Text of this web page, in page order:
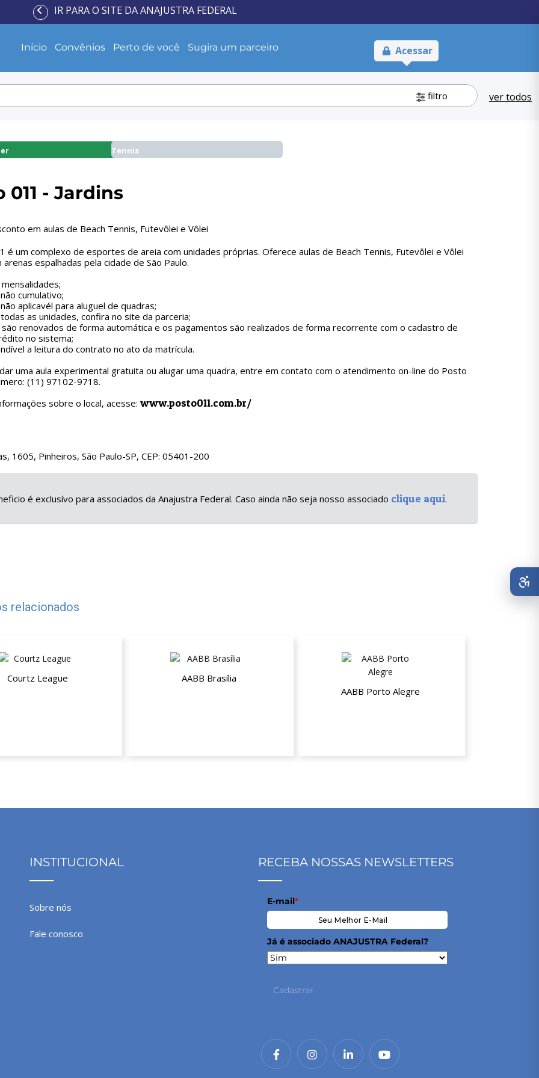
IR PARA O SITE DA ANAJUSTRA FEDERAL
Início Convênios Perto de você Sugira um parceiro Acessar
filtro ver todos
Tennis
011 - Jardins
em aulas de Beach Tennis, Futevôlei e Vôlei
é um complexo de esportes de areia com unidades próprias. Oferece aulas de Beach Tennis, Futevôlei e Vôlei
arenas espalhadas pela cidade de São Paulo.
cumulativo;
aplicavél para aluguel de quadras;
as unidades, confira no site da parceria;
são renovados de forma automática e os pagamentos são realizados de forma recorrente com o cadastro de
no sistema;
a leitura do contrato no ato da matrícula.
uma aula experimental gratuita ou alugar uma quadra, entre em contato com o atendimento on-line do Posto
(11) 97102-9718.
sobre o local, acesse: www.posto011.com.br/
1605, Pinheiros, São Paulo-SP, CEP: 05401-200
é exclusívo para associados da Anajustra Federal. Caso ainda não seja nosso associado clique aqui.
relacionados
Courtz League
AABB Brasília
AABB Porto Alegre
INSTITUCIONAL
Sobre nós
Fale conosco
RECEBA NOSSAS NEWSLETTERS
E-mail*
Já é associado ANAJUSTRA Federal?
Cadastrar